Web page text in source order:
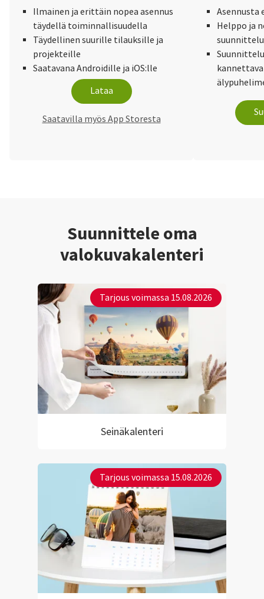
Ilmainen ja erittäin nopea asennus
täydellä toiminnallisuudella
Täydellinen suurille tilauksille ja
projekteille
Saatavana Androidille ja iOS:lle
Lataa
Saatavilla myös App Storesta
Asennusta
Helppo ja
Suunnittele oma
valokuvakalenteri
Tarjous voimassa 15.08.2026
Seinäkalenteri
Tarjous voimassa 15.08.2026